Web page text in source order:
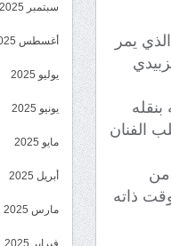
يمر
الفنان
من
ذاته
سبتمبر 2025
أغسطس 2025
يوليو 2025
يونيو 2025
مايو 2025
أبريل 2025
مارس 2025
فبراير 2025